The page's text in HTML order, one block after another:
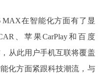
在智能化方面有了显
、苹果CarPlay和百度
从此用户手机互联将覆盖
化方面紧跟科技潮流，与